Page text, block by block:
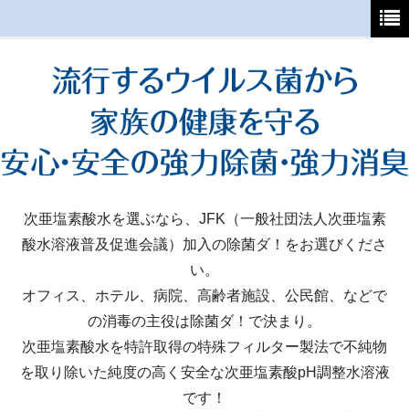
ホーム
支払・送料について
よくあるご質問
特定商取引法
カート
マイページ
次亜塩素酸水を選ぶなら、JFK（一般社団法人次亜塩素
酸水溶液普及促進会議）加入の除菌ダ！をお選びくださ
い。
オフィス、ホテル、病院、高齢者施設、公民館、などで
の消毒の主役は除菌ダ！で決まり。
次亜塩素酸水を特許取得の特殊フィルター製法で不純物
を取り除いた純度の高く安全な次亜塩素酸pH調整水溶液
です！